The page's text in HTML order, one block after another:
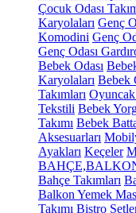
Çocuk Odası
Karyolaları Genç
Komodini Genç
Genç Odası
Bebek Odası
Karyolaları Bebek
Takımları
Tekstili Bebek
Takımı Bebek
Aksesuarları
Ayakları Keçeler
Bahçe Takımları
Balkon Yemek
Takımı Bistro